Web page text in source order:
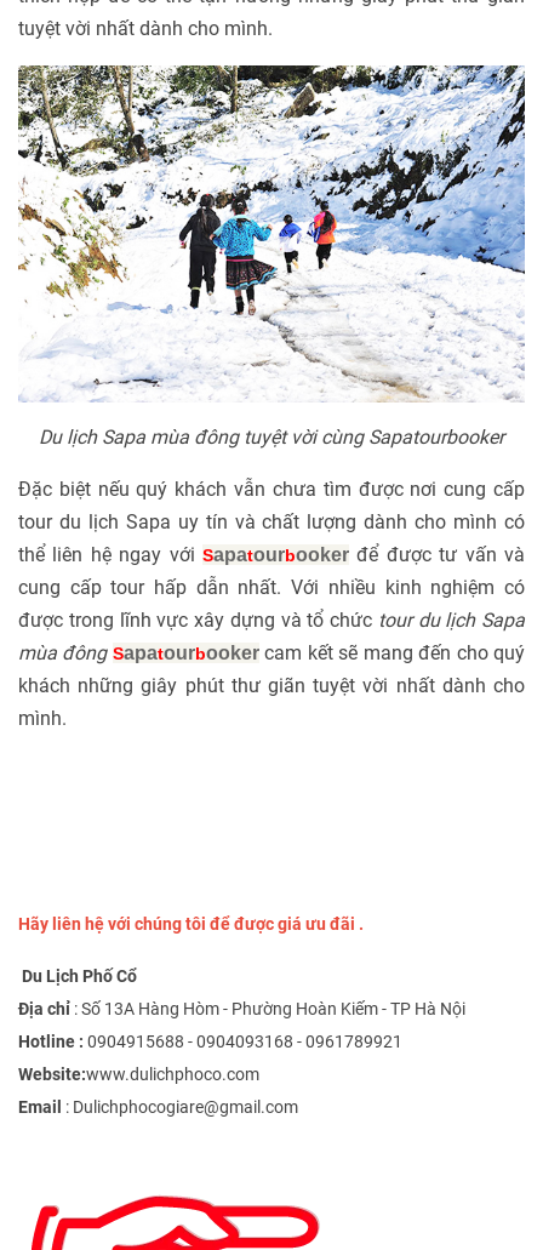
tuyệt vời nhất dành cho mình.
Du lịch Sapa mùa đông tuyệt vời cùng Sapatourbooker
Đặc biệt nếu quý khách vẫn chưa tìm được nơi cung cấp
tour du lịch Sapa uy tín và chất lượng dành cho mình có
thể liên hệ ngay với Sapatourbooker để được tư vấn và
cung cấp tour hấp dẫn nhất. Với nhiều kinh nghiệm có
được trong lĩnh vực xây dựng và tổ chức tour du lịch Sapa
mùa đông Sapatourbookercam kết sẽ mang đến cho quý
khách những giây phút thư giãn tuyệt vời nhất dành cho
mình.
Hãy liên hệ với chúng tôi để được giá ưu đãi .
Du Lịch Phố Cổ
Địa chỉ : Số 13A Hàng Hòm - Phường Hoàn Kiếm - TP Hà Nội
Hotline : 0904915688 - 0904093168 - 0961789921
Website:www.dulichphoco.com
Email : Dulichphocogiare@gmail.com